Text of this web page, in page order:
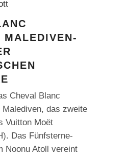
MALEDIVEN-
Cheval Blanc
Malediven, das zweite
Vuitton Moët
Das Fünfsterne-
Noonu Atoll vereint